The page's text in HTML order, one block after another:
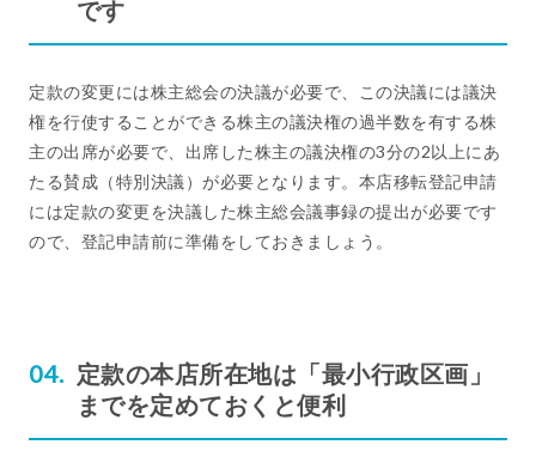
です
定款の変更には株主総会の決議が必要で、この決議には議決
権を行使することができる株主の議決権の過半数を有する株
主の出席が必要で、出席した株主の議決権の3分の2以上にあ
たる賛成（特別決議）が必要となります。本店移転登記申請
には定款の変更を決議した株主総会議事録の提出が必要です
ので、登記申請前に準備をしておきましょう。
定款の本店所在地は「最小行政区画」
までを定めておくと便利